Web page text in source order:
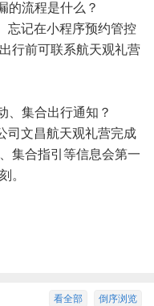
的流程是什么？
忘记在小程序预约管控
行前可联系航天观礼营
、集合出行通知？
司文昌航天观礼营完成
集合指引等信息会第一
。
倒序浏览
看全部